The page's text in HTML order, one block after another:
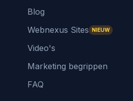
Blog
Webnexus Sites NIEUW
Video's
Marketing begrippen
FAQ